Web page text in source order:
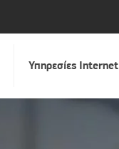
Υπηρεσίες Internet